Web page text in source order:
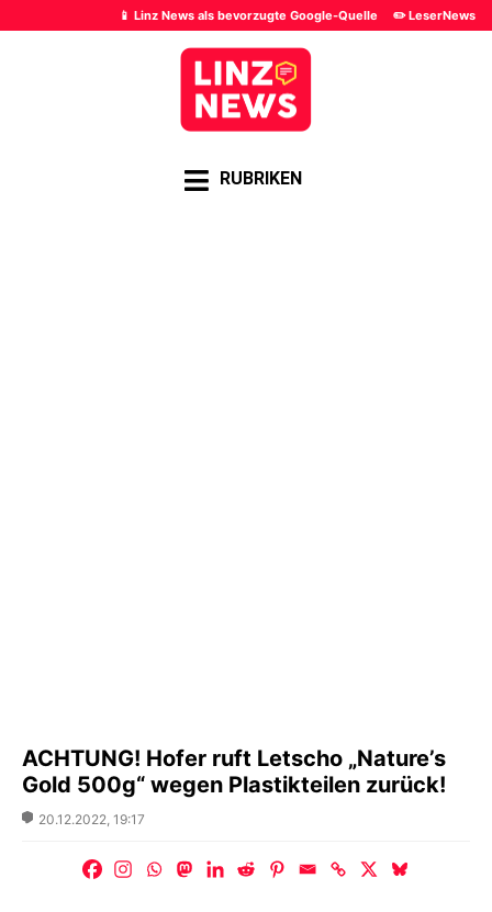
📱 Linz News als bevorzugte Google-Quelle ✏️ LeserNews
RUBRIKEN
ACHTUNG! Hofer ruft Letscho „Nature’s
Gold 500g“ wegen Plastikteilen zurück!
Posted20.12.2022, 19:17